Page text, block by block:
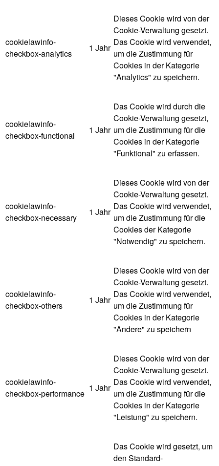
cookielawinfo-
checkbox-analytics
1 Jahr
Dieses Cookie wird von der
Cookie-Verwaltung gesetzt.
Das Cookie wird verwendet,
um die Zustimmung für
Cookies in der Kategorie
"Analytics" zu speichern.
cookielawinfo-
checkbox-functional
1 Jahr
Das Cookie wird durch die
Cookie-Verwaltung gesetzt,
um die Zustimmung für die
Cookies in der Kategorie
"Funktional" zu erfassen.
cookielawinfo-
checkbox-necessary
1 Jahr
Dieses Cookie wird von der
Cookie-Verwaltung gesetzt.
Das Cookie wird verwendet,
um die Zustimmung für die
Cookies der Kategorie
"Notwendig" zu speichern.
cookielawinfo-
checkbox-others
1 Jahr
Dieses Cookie wird von der
Cookie-Verwaltung gesetzt.
Das Cookie wird verwendet,
um die Zustimmung für
Cookies in der Kategorie
"Andere" zu speichern
cookielawinfo-
checkbox-performance
1 Jahr
Dieses Cookie wird von der
Cookie-Verwaltung gesetzt.
Das Cookie wird verwendet,
um die Zustimmung für die
Cookies in der Kategorie
"Leistung" zu speichern.
Das Cookie wird gesetzt, um
den Standard-